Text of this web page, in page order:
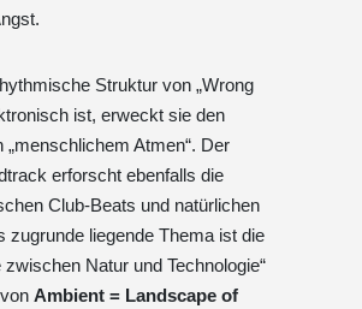
Struktur von „Wrong
ist, erweckt sie den
„menschlichem Atmen“. Der
erforscht ebenfalls die
Club-Beats und natürlichen
zugrunde liegende Thema ist die
zwischen Natur und Technologie“
Ambient = Landscape of